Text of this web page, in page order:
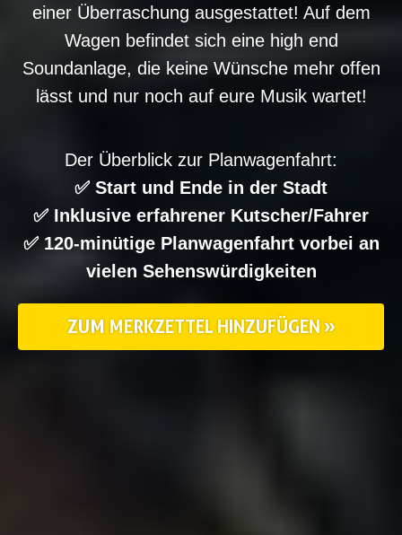
einer Überraschung ausgestattet! Auf dem
Wagen befindet sich eine high end
Soundanlage, die keine Wünsche mehr offen
lässt und nur noch auf eure Musik wartet!
Der Überblick zur Planwagenfahrt:
✅ Start und Ende in der Stadt
✅ Inklusive erfahrener Kutscher/Fahrer
✅ 120-minütige Planwagenfahrt vorbei an
vielen Sehenswürdigkeiten
ZUM MERKZETTEL HINZUFÜGEN »